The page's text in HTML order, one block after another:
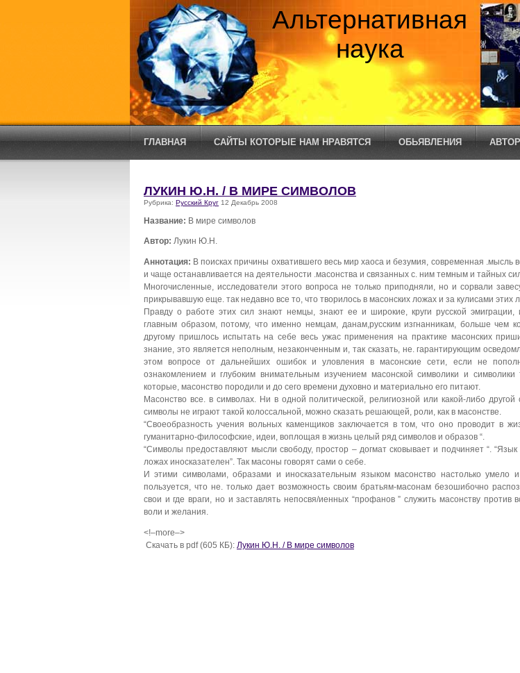
Альтернативная
наука
ГЛАВНАЯ САЙТЫ КОТОРЫЕ НАМ НРАВЯТСЯ ОБЬЯВЛЕНИЯ
ЛУКИН Ю.Н. / В МИРЕ СИМВОЛОВ
Рубрика: Русский Круг 12 Декабрь 2008
Название: В мире символов
Автор: Лукин Ю.Н.
Аннотация: В поисках причины охватившего весь мир хаоса и безумия, современная .мысль
и чаще останавливается на деятельности .масонства и связанных с. ним темным и тайных
Многочисленные, исследователи этого вопроса не только приподняли, но и сорвали
прикрывавшую еще. так недавно все то, что творилось в масонских ложах и за кулисами этих
Правду о работе этих сил знают немцы, знают ее и широкие, круги русской эмиграции,
главным образом, потому, что именно немцам, данам,русским изгнанникам, больше чем
другому пришлось испытать на себе весь ужас применения на практике масонских
знание, это является неполным, незаконченным и, так сказать, не. гарантирующим
этом вопросе от дальнейших ошибок и уловления в масонские сети, если не
ознакомлением и глубоким внимательным изучением масонской символики и символики
которые, масонство породили и до сего времени духовно и материально его питают.
Масонство все. в символах. Ни в одной политической, религиозной или какой-либо другой
символы не играют такой колоссальной, можно сказать решающей, роли, как в масонстве.
“Своеобразность учения вольных каменщиков заключается в том, что оно проводит в
гуманитарно-философские, идеи, воплощая в жизнь целый ряд символов и образов “.
“Символы предоставляют мысли свободу, простор – догмат сковывает и подчиняет “.
ложах иносказателен”. Так масоны говорят сами о себе.
И этими символами, образами и иносказательным языком масонство настолько умело
пользуется, что не. только дает возможность своим братьям-масонам безошибочно
свои и где враги, но и заставлять непосвя/иенных “профанов ” служить масонству против
воли и желания.
<!–more–>
Скачать в pdf (605 КБ): Лукин Ю.Н. / В мире символов